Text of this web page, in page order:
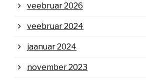
veebruar 2026
veebruar 2024
jaanuar 2024
november 2023